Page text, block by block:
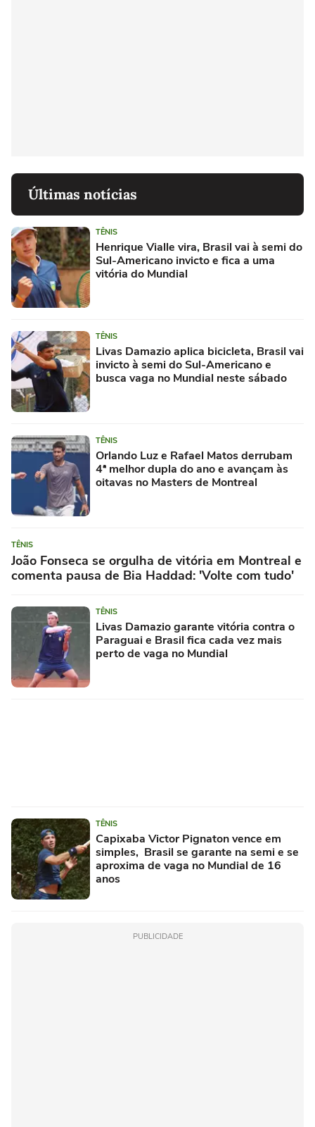
Últimas notícias
TÊNIS
Henrique Vialle vira, Brasil vai à semi do
Sul-Americano invicto e fica a uma
vitória do Mundial
TÊNIS
Livas Damazio aplica bicicleta, Brasil vai
invicto à semi do Sul-Americano e
busca vaga no Mundial neste sábado
TÊNIS
Orlando Luz e Rafael Matos derrubam
4ª melhor dupla do ano e avançam às
oitavas no Masters de Montreal
TÊNIS
João Fonseca se orgulha de vitória em Montreal e
comenta pausa de Bia Haddad: 'Volte com tudo'
TÊNIS
Livas Damazio garante vitória contra o
Paraguai e Brasil fica cada vez mais
perto de vaga no Mundial
TÊNIS
Capixaba Victor Pignaton vence em
simples, Brasil se garante na semi e se
aproxima de vaga no Mundial de 16
anos
PUBLICIDADE